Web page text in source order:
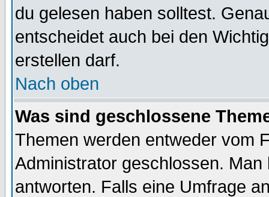
du gelesen haben solltest.
entscheidet auch bei den
erstellen darf.
Nach oben
Was sind geschlossene
Themen werden entweder vom
Administrator geschlossen.
antworten. Falls eine Umfrage